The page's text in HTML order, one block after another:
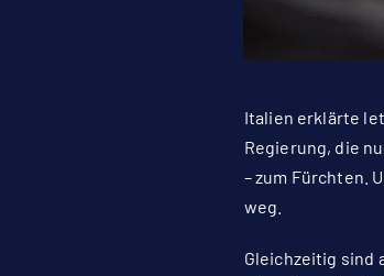
Italien erklärte
Regierung, die
– zum Fürchten.
weg.
Gleichzeitig sind